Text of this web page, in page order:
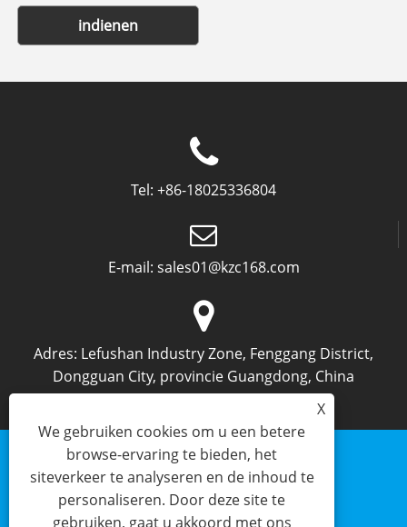
indienen
Tel: +86-18025336804
E-mail: sales01@kzc168.com
Adres: Lefushan Industry Zone, Fenggang District,
Dongguan City, provincie Guangdong, China
Links RSS XML
X
We gebruiken cookies om u een betere
browse-ervaring te bieden, het
siteverkeer te analyseren en de inhoud te
personaliseren. Door deze site te
gebruiken, gaat u akkoord met ons